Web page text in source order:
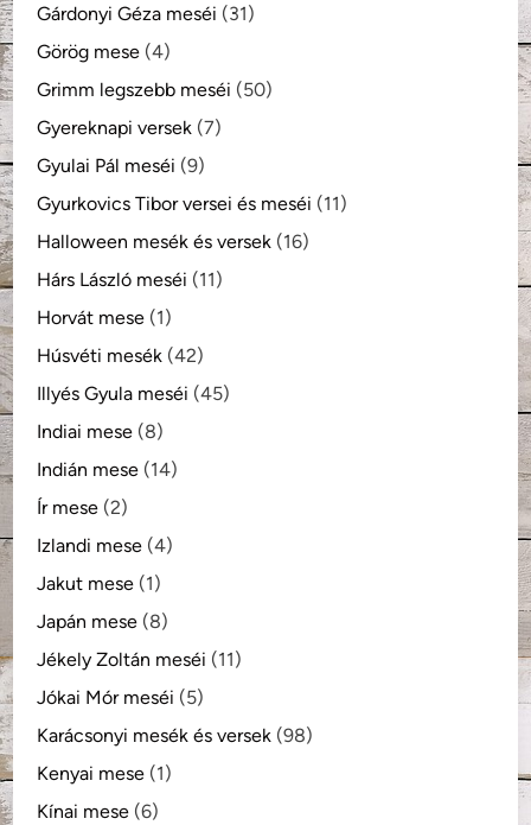
Gárdonyi Géza meséi (31)
Görög mese (4)
Grimm legszebb meséi (50)
Gyereknapi versek (7)
Gyulai Pál meséi (9)
Gyurkovics Tibor versei és meséi (11)
Halloween mesék és versek (16)
Hárs László meséi (11)
Horvát mese (1)
Húsvéti mesék (42)
Illyés Gyula meséi (45)
Indiai mese (8)
Indián mese (14)
Ír mese (2)
Izlandi mese (4)
Jakut mese (1)
Japán mese (8)
Jékely Zoltán meséi (11)
Jókai Mór meséi (5)
Karácsonyi mesék és versek (98)
Kenyai mese (1)
Kínai mese (6)